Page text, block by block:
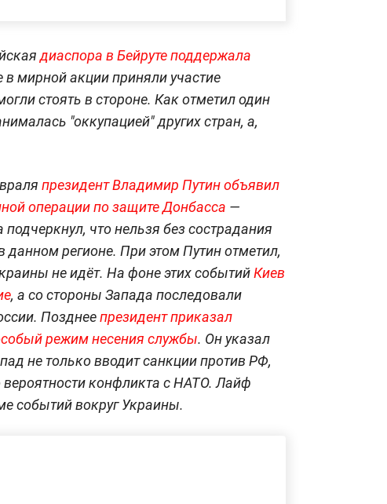
диаспора в Бейруте поддержала
мирной акции приняли участие
стоять в стороне. Как отметил один
"оккупацией" других стран, а,
президент Владимир Путин объявил
операции по защите Донбасса —
что нельзя без сострадания
данном регионе. При этом Путин отметил,
не идёт. На фоне этих событийКиев
, а со стороны Запада последовали
Позднеепрезидент приказал
режим несения службы. Он указал
не только вводит санкции против РФ,
конфликта с НАТО. Лайф
событий вокруг Украины.